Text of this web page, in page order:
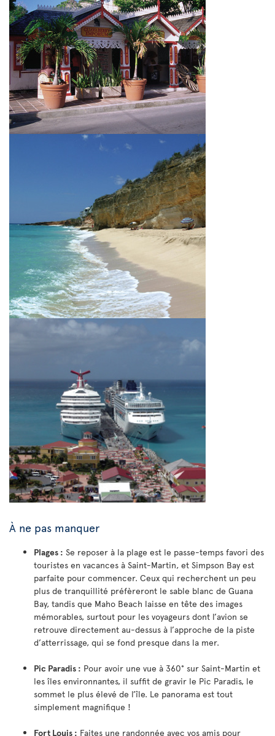
À ne pas manquer
Plages : Se reposer à la plage est le passe-temps favori des
touristes en vacances à Saint-Martin, et Simpson Bay est
parfaite pour commencer. Ceux qui recherchent un peu
plus de tranquillité préfèreront le sable blanc de Guana
Bay, tandis que Maho Beach laisse en tête des images
mémorables, surtout pour les voyageurs dont l’avion se
retrouve directement au-dessus à l’approche de la piste
d’atterrissage, qui se fond presque dans la mer.
Pic Paradis : Pour avoir une vue à 360° sur Saint-Martin et
les îles environnantes, il suffit de gravir le Pic Paradis, le
sommet le plus élevé de l’île. Le panorama est tout
simplement magnifique !
Fort Louis : Faites une randonnée avec vos amis pour